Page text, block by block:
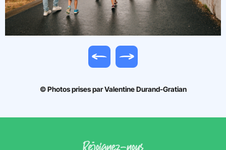
Image précédente
Image suivante
© Photos prises par Valentine Durand-Gratian